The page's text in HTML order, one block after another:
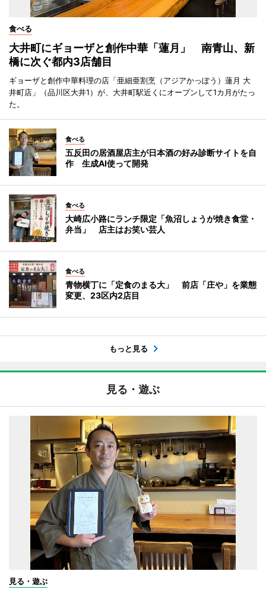
食べる
大井町にギョーザと創作中華「蓮月」 南青山、新
橋に次ぐ都内3店舗目
ギョーザと創作中華料理の店「亜細亜割烹（アジアかっぽう）蓮月 大
井町店」（品川区大井1）が、大井町駅近くにオープンして1カ月がたっ
た。
食べる
五反田の居酒屋店主が日本酒の好み診断サイトを自
作 生成AI使って開発
食べる
大崎広小路にランチ限定「魚沼しょうが焼き食堂・
弁当」 店主はお笑い芸人
食べる
青物横丁に「定食のまる大」 前店「庄や」を業態
変更、23区内2店目
もっと見る
見る・遊ぶ
見る・遊ぶ